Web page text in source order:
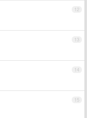
12
13
14
15